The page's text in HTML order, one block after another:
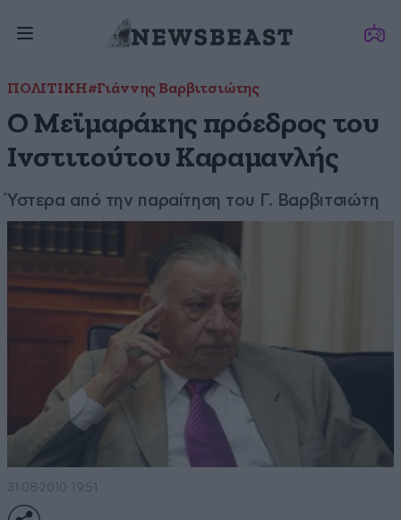
ΠΟΛΙΤΙΚΗ#Γιάννης Βαρβιτσιώτης
Ο Μεϊμαράκης πρόεδρος του
Ινστιτούτου Καραμανλής
Ύστερα από την παραίτηση του Γ. Βαρβιτσιώτη
31·08·2010 19:51